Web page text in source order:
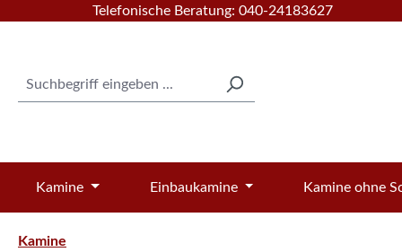
Hauptinhalt springen
Zur Suche springen
Zur Hauptnavigation springen
Telefonische Beratung: 040-24183627
Kamine Einbaukamine Kamine ohne
Kamine